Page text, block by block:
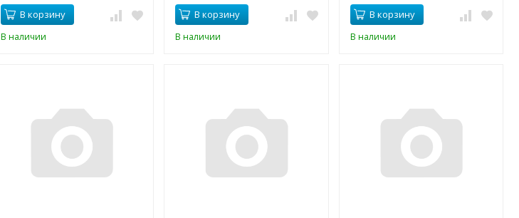
В корзину
В наличии
В корзину
В наличии
В корзину
В наличии